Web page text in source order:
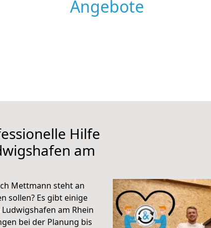
Angebote
Hilfe
am
Mettmann steht an
sollen? Es gibt einige
am Rhein
bei der Planung bis